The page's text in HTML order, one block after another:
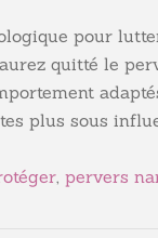
pour
quitté le
plus sous
, pervers